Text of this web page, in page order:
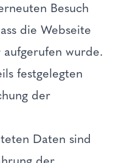
Besuch
die Webseite
wurde.
festgelegten
der
Daten sind